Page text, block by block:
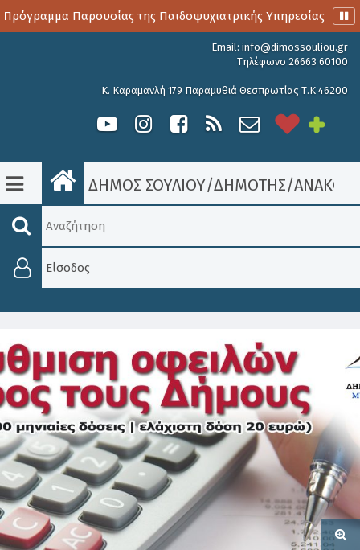
Παρουσίας της Παιδοψυχιατρικής Υπηρεσίας
Email: info@dimossouliou.gr
Τηλέφωνο 26663 60100
Κ. Καραμανλή 179 Παραμυθιά Θεσπρωτίας Τ.Κ 46200
ΔΗΜΟΣ ΣΟΥΛΙΟΥ/ΔΗΜΟΤΗΣ/
Είσοδος